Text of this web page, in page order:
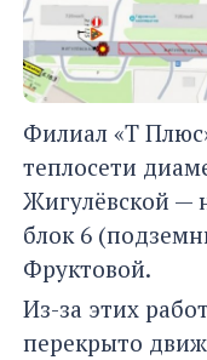
Филиал «Т
теплосети
Жигулёвской —
блок 6
Фруктовой.
Из-за этих
перекрыто